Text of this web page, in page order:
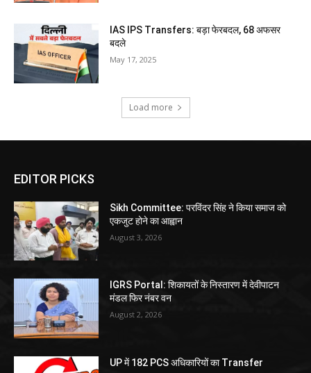
IAS IPS Transfers: बड़ा फेरबदल, 68 अफसर
बदले
May 17, 2025
Load more
EDITOR PICKS
Sikh Committee: परविंदर सिंह ने किया समाज को
एकजुट होने का आह्वान
August 3, 2026
IGRS Portal: शिकायतों के निस्तारण में देवीपाटन
मंडल फिर नंबर वन
August 2, 2026
UP में 182 PCS अधिकारियों का Transfer